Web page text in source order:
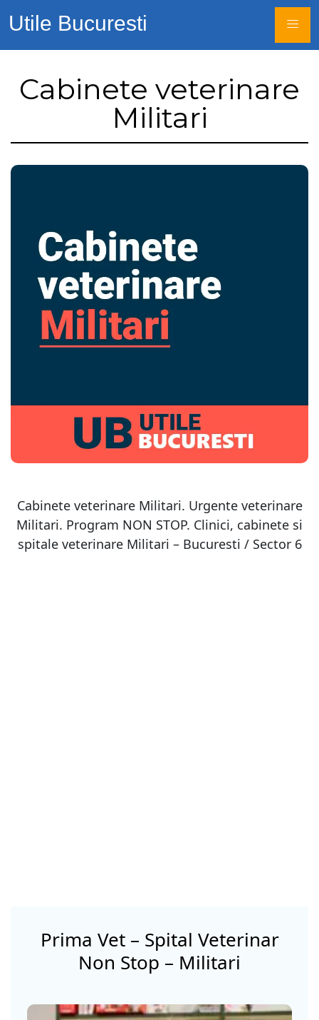
Utile Bucuresti
Cabinete veterinare
Militari
Cabinete veterinare Militari. Urgente veterinare
Militari. Program NON STOP. Clinici, cabinete si
spitale veterinare Militari – Bucuresti / Sector 6
Prima Vet – Spital Veterinar
Non Stop – Militari